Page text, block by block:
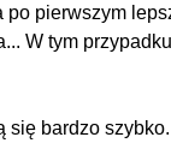
pierwszym
W tym
się bardzo